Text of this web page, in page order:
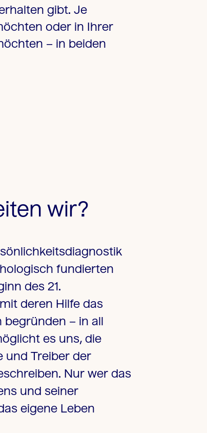
gibt. Je
oder in Ihrer
– in beiden
wir?
fundierten
des 21.
deren Hilfe das
– in all
es uns, die
und Treiber der
Nur wer das
und seiner
eigene Leben